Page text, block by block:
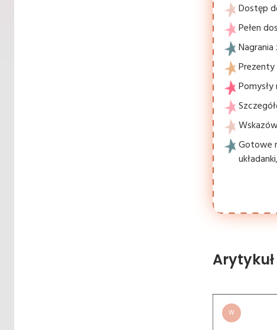
Dostęp
Pełen
Gotowe
W